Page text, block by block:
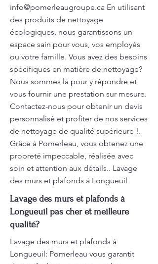
info@pomerleaugroupe.ca En utilisant
des produits de nettoyage
écologiques, nous garantissons un
espace sain pour vous, vos employés
ou votre famille. Vous avez des besoins
spécifiques en matière de nettoyage?
Nous sommes là pour y répondre et
vous fournir une prestation sur mesure.
Contactez-nous pour obtenir un devis
personnalisé et profiter de nos services
de nettoyage de qualité supérieure !.
Grâce à Pomerleau, vous obtenez une
propreté impeccable, réalisée avec
soin et attention aux détails.. Lavage
des murs et plafonds à Longueuil
Lavage des murs et plafonds à
Longueuil pas cher et meilleure
qualité?
Lavage des murs et plafonds à
Longueuil: Pomerleau vous garantit